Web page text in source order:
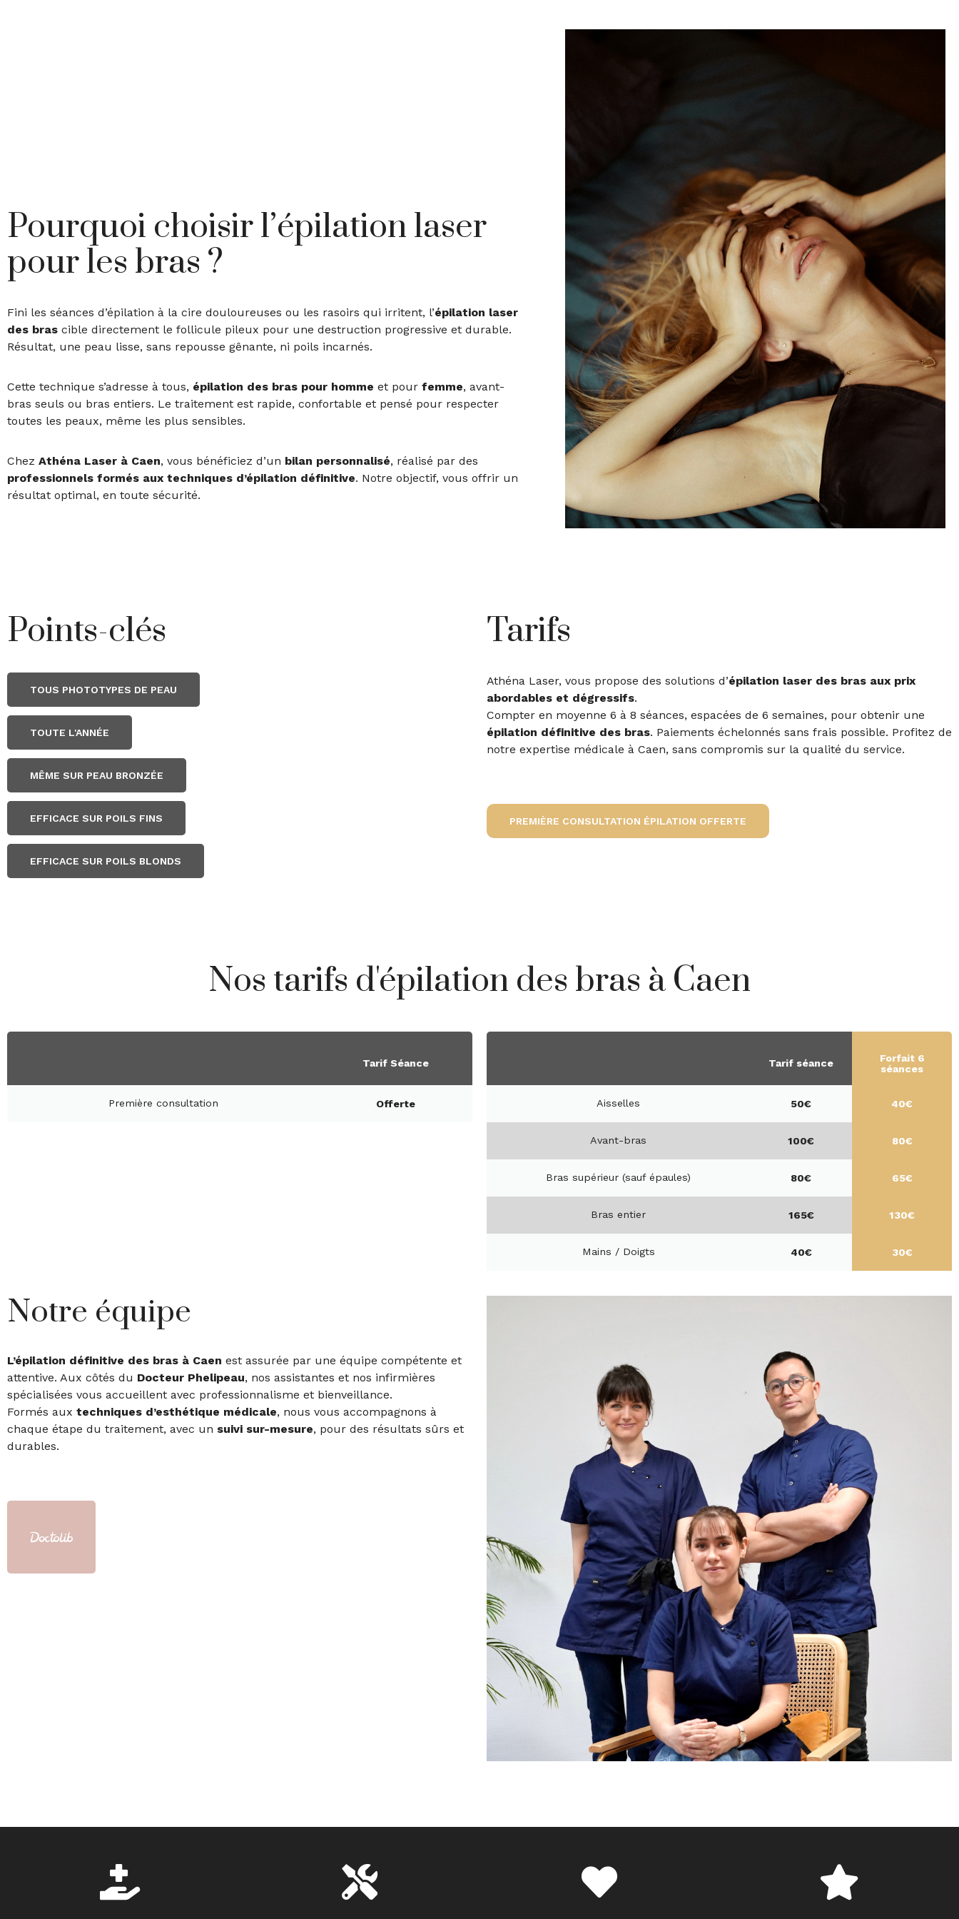
Pourquoi choisir l’épilation laser
pour les bras ?
Fini les séances d’épilation à la cire douloureuses ou les rasoirs qui irritent, l’épilation laser
des bras cible directement le follicule pileux pour une destruction progressive et durable.
Résultat, une peau lisse, sans repousse gênante, ni poils incarnés.
Cette technique s’adresse à tous, épilation des bras pour homme et pour femme, avant-
bras seuls ou bras entiers. Le traitement est rapide, confortable et pensé pour respecter
toutes les peaux, même les plus sensibles.
Chez Athéna Laser à Caen, vous bénéficiez d’un bilan personnalisé, réalisé par des
professionnels formés aux techniques d’épilation définitive. Notre objectif, vous offrir un
résultat optimal, en toute sécurité.
Points-clés
TOUS PHOTOTYPES DE PEAU
TOUTE L'ANNÉE
MÊME SUR PEAU BRONZÉE
EFFICACE SUR POILS FINS
EFFICACE SUR POILS BLONDS
Tarifs
Athéna Laser, vous propose des solutions d’épilation laser des bras aux prix
abordables et dégressifs.
Compter en moyenne 6 à 8 séances, espacées de 6 semaines, pour obtenir une
épilation définitive des bras. Paiements échelonnés sans frais possible. Profitez de
notre expertise médicale à Caen, sans compromis sur la qualité du service.
PREMIÈRE CONSULTATION ÉPILATION OFFERTE
Nos tarifs d'épilation des bras à Caen
Tarif Séance
Première consultation Offerte
Tarif séance
Forfait 6
séances
Aisselles 50€ 40€
Avant-bras 100€ 80€
Bras supérieur (sauf épaules) 80€ 65€
Bras entier 165€ 130€
Mains / Doigts 40€ 30€
Notre équipe
L’épilation définitive des bras à Caen est assurée par une équipe compétente et
attentive. Aux côtés du Docteur Phelipeau, nos assistantes et nos infirmières
spécialisées vous accueillent avec professionnalisme et bienveillance.
Formés aux techniques d’esthétique médicale, nous vous accompagnons à
chaque étape du traitement, avec un suivi sur-mesure, pour des résultats sûrs et
durables.